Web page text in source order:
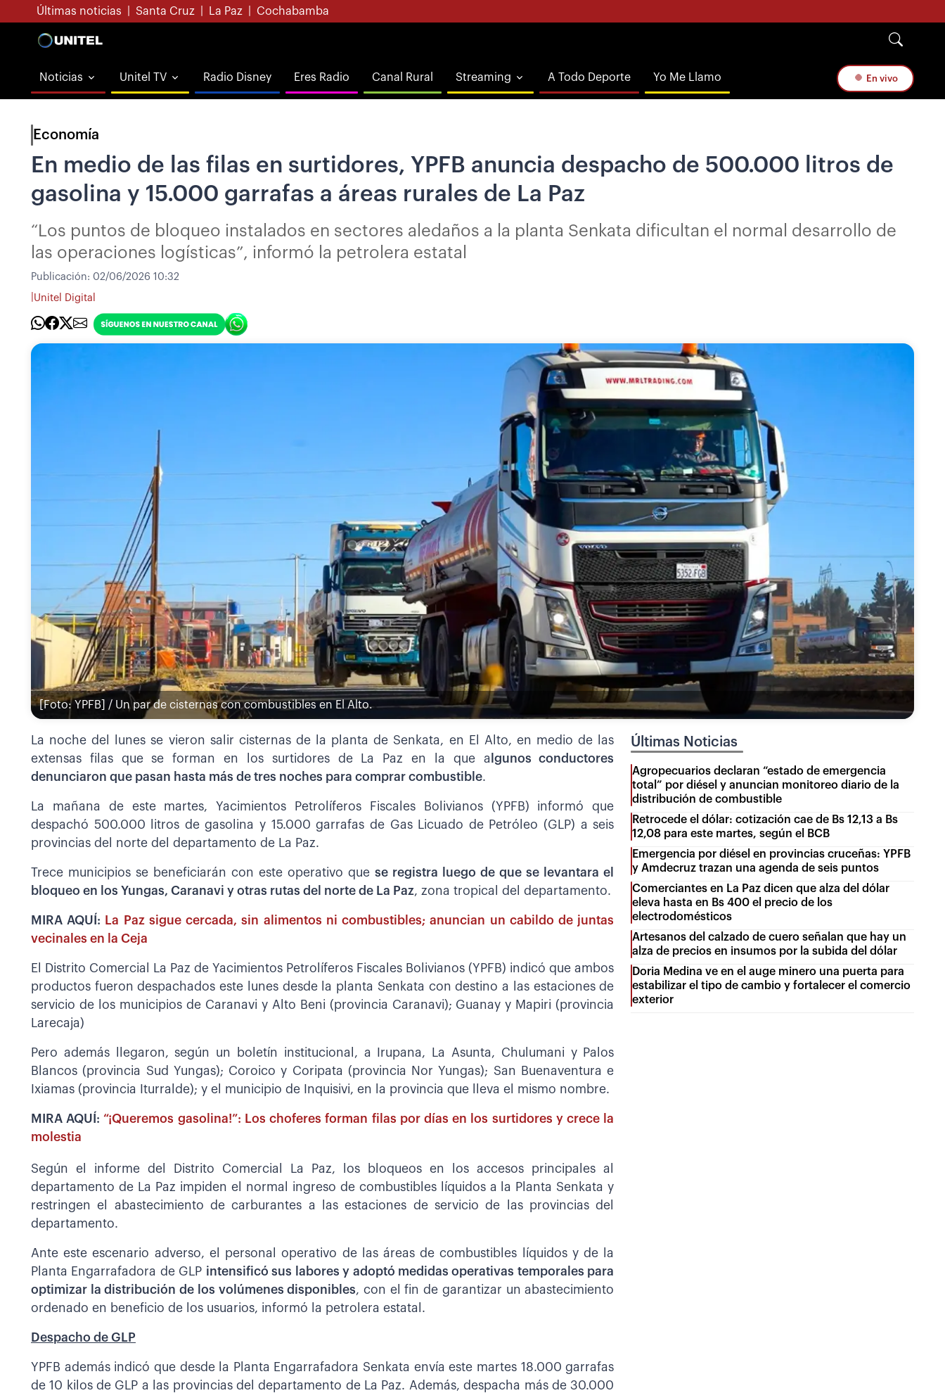
Últimas noticias Santa Cruz La Paz Cochabamba
Noticias Unitel TV Radio Disney Eres Radio Canal Rural Streaming A Todo Deporte Yo Me Llamo En vivo
Economía
En medio de las filas en surtidores, YPFB anuncia despacho de 500.000 litros de
gasolina y 15.000 garrafas a áreas rurales de La Paz
“Los puntos de bloqueo instalados en sectores aledaños a la planta Senkata dificultan el normal desarrollo de
las operaciones logísticas”, informó la petrolera estatal
Publicación: 02/06/2026 10:32
Unitel Digital
[Foto: YPFB] / Un par de cisternas con combustibles en El Alto.
La noche del lunes se vieron salir cisternas de la planta de Senkata, en El Alto, en medio de las
extensas filas que se forman en los surtidores de La Paz en la que a lgunos conductores
denunciaron que pasan hasta más de tres noches para comprar combustible.
La mañana de este martes, Yacimientos Petrolíferos Fiscales Bolivianos (YPFB) informó que
despachó 500.000 litros de gasolina y 15.000 garrafas de Gas Licuado de Petróleo (GLP) a seis
provincias del norte del departamento de La Paz.
Trece municipios se beneficiarán con este operativo quese registra luego de que se levantara el
bloqueo en los Yungas, Caranavi y otras rutas del norte de La Paz, zona tropical del departamento.
MIRA AQUÍ: La Paz sigue cercada, sin alimentos ni combustibles; anuncian un cabildo de juntas
vecinales en la Ceja
El Distrito Comercial La Paz de Yacimientos Petrolíferos Fiscales Bolivianos (YPFB) indicó que ambos
productos fueron despachados este lunes desde la planta Senkata con destino a las estaciones de
servicio de los municipios de Caranavi y Alto Beni (provincia Caranavi); Guanay y Mapiri (provincia
Larecaja)
Pero además llegaron, según un boletín institucional, a Irupana, La Asunta, Chulumani y Palos
Blancos (provincia Sud Yungas); Coroico y Coripata (provincia Nor Yungas); San Buenaventura e
Ixiamas (provincia Iturralde); y el municipio de Inquisivi, en la provincia que lleva el mismo nombre.
MIRA AQUÍ:“¡Queremos gasolina!”: Los choferes forman filas por días en los surtidores y crece la
molestia
Según el informe del Distrito Comercial La Paz, los bloqueos en los accesos principales al
departamento de La Paz impiden el normal ingreso de combustibles líquidos a la Planta Senkata y
restringen el abastecimiento de carburantes a las estaciones de servicio de las provincias del
departamento.
Ante este escenario adverso, el personal operativo de las áreas de combustibles líquidos y de la
Planta Engarrafadora de GLP intensificó sus labores y adoptó medidas operativas temporales para
optimizar la distribución de los volúmenes disponibles, con el fin de garantizar un abastecimiento
ordenado en beneficio de los usuarios, informó la petrolera estatal.
Despacho de GLP
YPFB además indicó que desde la Planta Engarrafadora Senkata envía este martes 18.000 garrafas
de 10 kilos de GLP a las provincias del departamento de La Paz. Además, despacha más de 30.000
Últimas Noticias
Agropecuarios declaran “estado de emergencia
total” por diésel y anuncian monitoreo diario de la
distribución de combustible
Retrocede el dólar: cotización cae de Bs 12,13 a Bs
12,08 para este martes, según el BCB
Emergencia por diésel en provincias cruceñas: YPFB
y Amdecruz trazan una agenda de seis puntos
Comerciantes en La Paz dicen que alza del dólar
eleva hasta en Bs 400 el precio de los
electrodomésticos
Artesanos del calzado de cuero señalan que hay un
alza de precios en insumos por la subida del dólar
Doria Medina ve en el auge minero una puerta para
estabilizar el tipo de cambio y fortalecer el comercio
exterior